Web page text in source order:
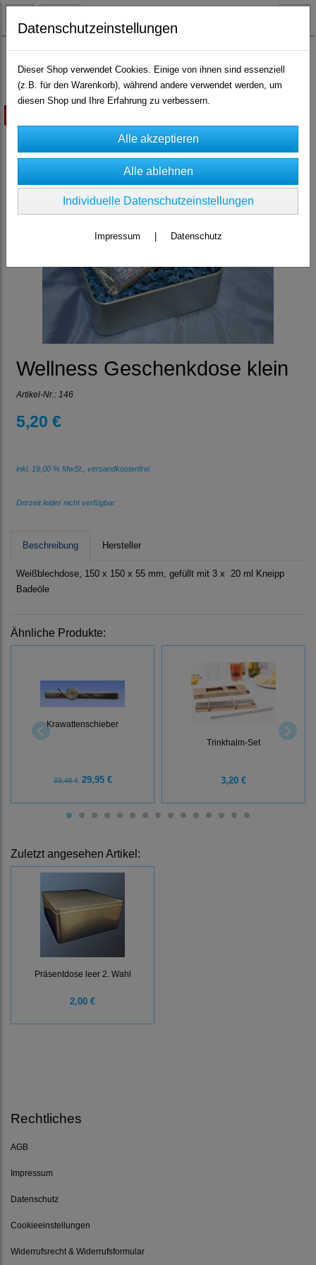
Präsentdosen
Wellness Geschenkdose klein
Artikel-Nr.: 146
5,20 €
inkl. 19,00 % MwSt., versandkostenfrei
Derzeit leider nicht verfügbar
Beschreibung Hersteller
Weißblechdose, 150 x 150 x 55 mm, gefüllt mit 3 x 20 ml Kneipp
Badeöle
Ähnliche Produkte:
Krawattenschieber
33,45 €29,95 €
Trinkhalm-Set
3,20 €
Zuletzt angesehen Artikel:
Präsentdose leer 2. Wahl
2,00 €
Rechtliches
AGB
Impressum
Datenschutz
Cookieeinstellungen
Widerrufsrecht & Widerrufsformular
Datenschutzeinstellungen
Dieser Shop verwendet Cookies. Einige von ihnen sind essenziell
(z.B. für den Warenkorb), während andere verwendet werden, um
diesen Shop und Ihre Erfahrung zu verbessern.
Individuelle Datenschutzeinstellungen
Impressum Datenschutz